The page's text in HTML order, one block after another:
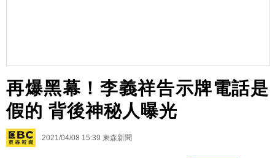
再爆黑幕！李義祥告示牌電話是
假的 背後神秘人曝光
2021/04/08 15:39 東森新聞